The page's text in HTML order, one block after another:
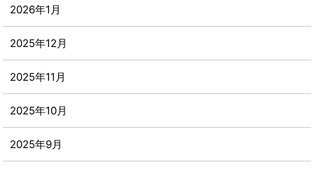
2026年1月
2025年12月
2025年11月
2025年10月
2025年9月